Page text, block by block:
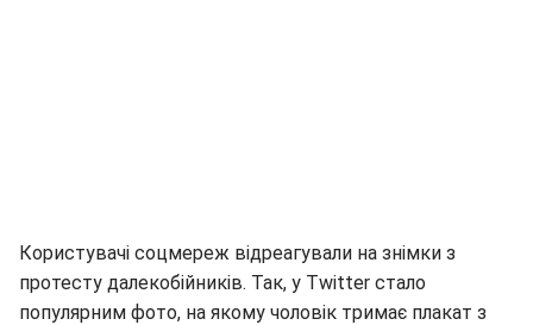
Користувачі соцмереж відреагували на знімки з
протесту далекобійників. Так, у Twitter стало
популярним фото, на якому чоловік тримає плакат з